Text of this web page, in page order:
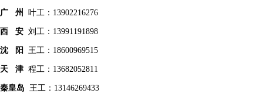
广 州 叶工：13902216276
西 安 刘工：13991191898
沈 阳 王工：18600969515
天 津 程工：13682052811
秦皇岛 王工：13146269433